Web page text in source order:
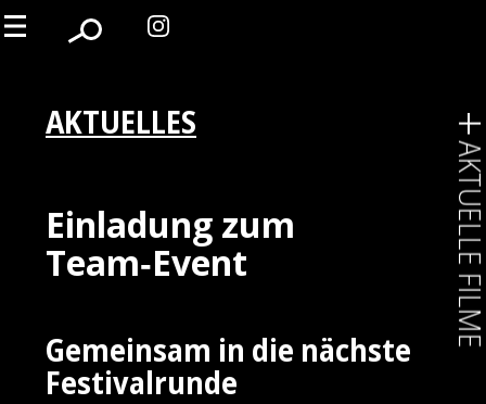
AKTUELLES
Einladung zum
Team‑Event
Gemeinsam in die nächste
Festivalrunde